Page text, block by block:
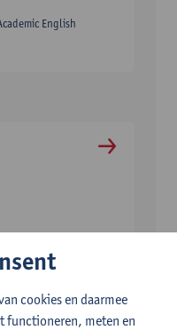
English
cookies en daarmee
functioneren, meten en